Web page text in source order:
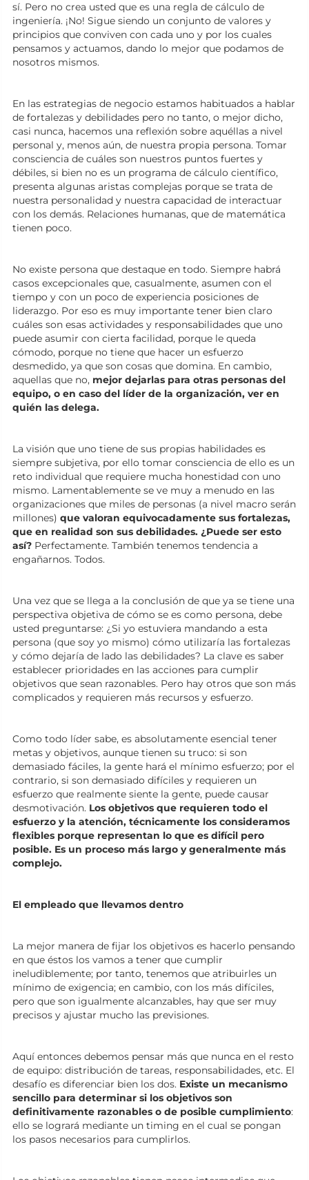
sí. Pero no crea usted que es una regla de cálculo de
ingeniería. ¡No! Sigue siendo un conjunto de valores y
principios que conviven con cada uno y por los cuales
pensamos y actuamos, dando lo mejor que podamos de
nosotros mismos.
En las estrategias de negocio estamos habituados a hablar
de fortalezas y debilidades pero no tanto, o mejor dicho,
casi nunca, hacemos una reflexión sobre aquéllas a nivel
personal y, menos aún, de nuestra propia persona. Tomar
consciencia de cuáles son nuestros puntos fuertes y
débiles, si bien no es un programa de cálculo científico,
presenta algunas aristas complejas porque se trata de
nuestra personalidad y nuestra capacidad de interactuar
con los demás. Relaciones humanas, que de matemática
tienen poco.
No existe persona que destaque en todo. Siempre habrá
casos excepcionales que, casualmente, asumen con el
tiempo y con un poco de experiencia posiciones de
liderazgo. Por eso es muy importante tener bien claro
cuáles son esas actividades y responsabilidades que uno
puede asumir con cierta facilidad, porque le queda
cómodo, porque no tiene que hacer un esfuerzo
desmedido, ya que son cosas que domina. En cambio,
aquellas que no, mejor dejarlas para otras personas del
equipo, o en caso del líder de la organización, ver en
quién las delega.
La visión que uno tiene de sus propias habilidades es
siempre subjetiva, por ello tomar consciencia de ello es un
reto individual que requiere mucha honestidad con uno
mismo. Lamentablemente se ve muy a menudo en las
organizaciones que miles de personas (a nivel macro serán
millones) que valoran equivocadamente sus fortalezas,
que en realidad son sus debilidades. ¿Puede ser esto
así? Perfectamente. También tenemos tendencia a
engañarnos. Todos.
Una vez que se llega a la conclusión de que ya se tiene una
perspectiva objetiva de cómo se es como persona, debe
usted preguntarse: ¿Si yo estuviera mandando a esta
persona (que soy yo mismo) cómo utilizaría las fortalezas
y cómo dejaría de lado las debilidades? La clave es saber
establecer prioridades en las acciones para cumplir
objetivos que sean razonables. Pero hay otros que son más
complicados y requieren más recursos y esfuerzo.
Como todo líder sabe, es absolutamente esencial tener
metas y objetivos, aunque tienen su truco: si son
demasiado fáciles, la gente hará el mínimo esfuerzo; por el
contrario, si son demasiado difíciles y requieren un
esfuerzo que realmente siente la gente, puede causar
desmotivación. Los objetivos que requieren todo el
esfuerzo y la atención, técnicamente los consideramos
flexibles porque representan lo que es difícil pero
posible. Es un proceso más largo y generalmente más
complejo.
El empleado que llevamos dentro
La mejor manera de fijar los objetivos es hacerlo pensando
en que éstos los vamos a tener que cumplir
ineludiblemente; por tanto, tenemos que atribuirles un
mínimo de exigencia; en cambio, con los más difíciles,
pero que son igualmente alcanzables, hay que ser muy
precisos y ajustar mucho las previsiones.
Aquí entonces debemos pensar más que nunca en el resto
de equipo: distribución de tareas, responsabilidades, etc. El
desafío es diferenciar bien los dos. Existe un mecanismo
sencillo para determinar si los objetivos son
definitivamente razonables o de posible cumplimiento:
ello se logrará mediante un timing en el cual se pongan
los pasos necesarios para cumplirlos.